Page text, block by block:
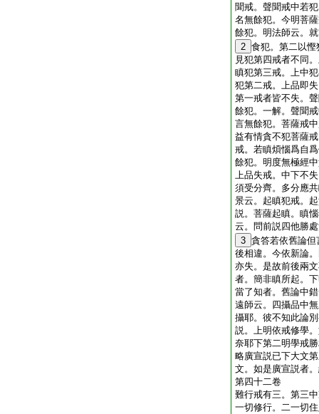
聞戒。聲聞戒中若
名無餘犯。今明菩
餘犯。明法師云。
2 食犯。第二以
見犯第四戒者不同
瞋犯第三戒。上中
犯第二戒。上品即
第一戒者皆不失。
餘犯。一解。聲聞
言無餘犯。菩薩戒
益有情貪不犯菩薩
戒。若瞋煩惱爲自
餘犯。明度無極經
上品失戒。中下不
須受分齊。多分應
景云。起瞋犯戒。
説。菩薩起瞋。瞋
云。問前説四他勝
3 貪答若依舊論
後相違。今依新論
亦失。是故前後兩
者。簡非瞋所起。
當了知者。舊論中
遠師云。四攝品中
攝耶。彼不知此論
説。上明依戒修學
奈耶下第二明學戒
略廣宣説已下大文
文。如是廣宣説者
第四十二卷
難行戒有三。第三
一切修行。二一切